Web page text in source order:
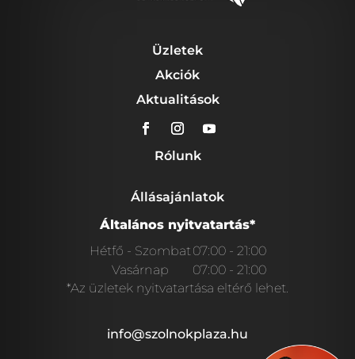
Üzletek
Akciók
Aktualitások
Rólunk
Állásajánlatok
Általános nyitvatartás*
Hétfő - Szombat 07:00 - 21:00
Vasárnap
07:00 - 21:00
*Az üzletek nyitvatartása eltérő lehet.
info@szolnokplaza.hu